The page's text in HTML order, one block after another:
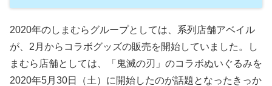
2020年のしまむらグループとしては、系列店舗アベイル
が、2月からコラボグッズの販売を開始していました。し
まむら店舗としては、「鬼滅の刃」のコラボぬいぐるみを
2020年5月30日（土）に開始したのが話題となったきっか